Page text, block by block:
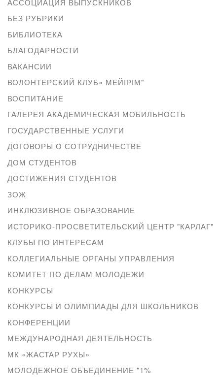
АССОЦИАЦИЯ ВЫПУСКНИКОВ
БЕЗ РУБРИКИ
БИБЛИОТЕКА
БЛАГОДАРНОСТИ
ВАКАНСИИ
ВОЛОНТЕРСКИЙ КЛУБ» МЕЙІРІМ"
ВОСПИТАНИЕ
ГАЛЕРЕЯ АКАДЕМИЧЕСКАЯ МОБИЛЬНОСТЬ
ГОСУДАРСТВЕННЫЕ УСЛУГИ
ДОГОВОРЫ О СОТРУДНИЧЕСТВЕ
ДОМ СТУДЕНТОВ
ДОСТИЖЕНИЯ СТУДЕНТОВ
ЗОЖ
ИНКЛЮЗИВНОЕ ОБРАЗОВАНИЕ
ИСТОРИКО-ПРОСВЕТИТЕЛЬСКИЙ ЦЕНТР "КАРЛАГ"
КЛУБЫ ПО ИНТЕРЕСАМ
КОЛЛЕГИАЛЬНЫЕ ОРГАНЫ УПРАВЛЕНИЯ
КОМИТЕТ ПО ДЕЛАМ МОЛОДЕЖИ
КОНКУРСЫ
КОНКУРСЫ И ОЛИМПИАДЫ ДЛЯ ШКОЛЬНИКОВ
КОНФЕРЕНЦИИ
МЕЖДУНАРОДНАЯ ДЕЯТЕЛЬНОСТЬ
МК «ЖАСТАР РУХЫ»
МОЛОДЕЖНОЕ ОБЪЕДИНЕНИЕ "1%